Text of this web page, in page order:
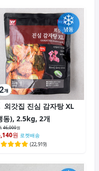
외갓집 진심 감자탕 XL
동), 2.5kg, 2개
46,000원
원 로켓배송
(22,919)